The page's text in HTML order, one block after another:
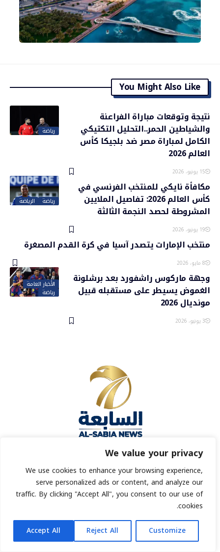
We value your privacy
We use cookies to enhance your browsing experience,
serve personalized ads or content, and analyze our
traffic. By clicking "Accept All", you consent to our use of
cookies.
Customize
Reject All
Accept All
You Might Also Like
رياضة
نتيجة وتوقعات مباراة الفراعنة
والشياطين الحمر..التحليل التكتيكي
الكامل لمباراة مصر ضد بلجيكا كأس
العالم 2026
15 يونيو، 2026
رياضة الرياضة
مكافأة نايكي للمنتخب الفرنسي في
كأس العالم 2026: تفاصيل الملايين
المشروطة لحصد النجمة الثالثة
19 يونيو، 2026
منتخب الإمارات يتصدر آسيا في كرة القدم المصغرة
8 مايو، 2026
الأخبار العامة
رياضة
وجهة ماركوس راشفورد بعد برشلونة
الغموض يسيطر على مستقبله قبيل
مونديال 2026
3 يونيو، 2026
متخصصة لنشر المحتوى الرسمي وتوثيق أخبار الجهات الحكومية
بالباركود الرقمي
الرئيسية
من نحن
AR
انشر خبرك